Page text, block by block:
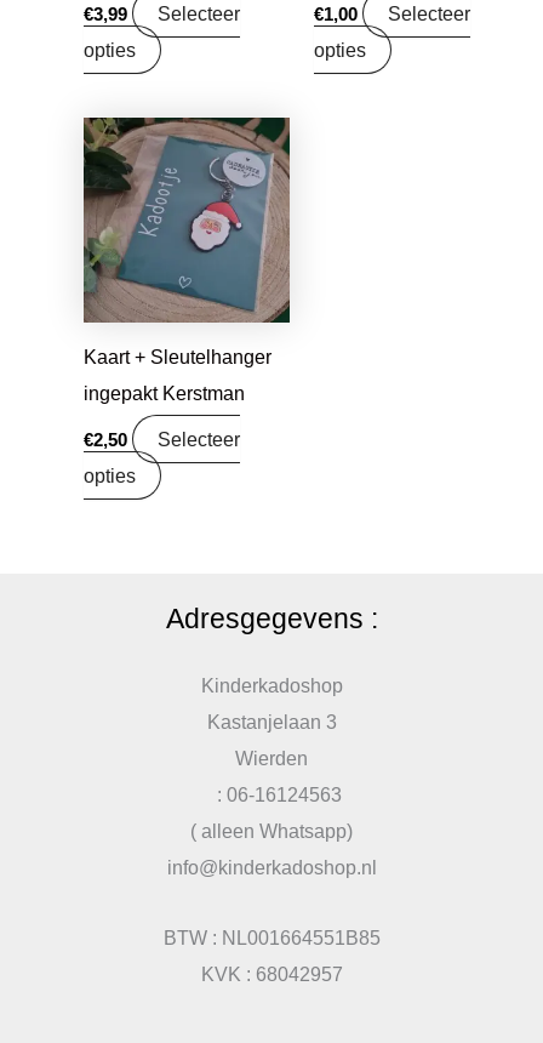
€3,99
Selecteer
opties
€1,00
Selecteer
opties
Kaart + Sleutelhanger
ingepakt Kerstman
€2,50
Selecteer
opties
Adresgegevens :
Kinderkadoshop
Kastanjelaan 3
Wierden
: 06-16124563
( alleen Whatsapp)
info@kinderkadoshop.nl
BTW : NL001664551B85
KVK : 68042957